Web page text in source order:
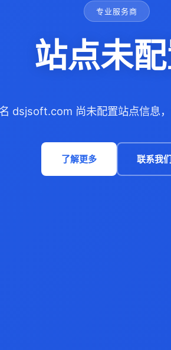
专业服务商
站点未
dsjsoft.com 尚未配置站点信息，
了解更多 联系我